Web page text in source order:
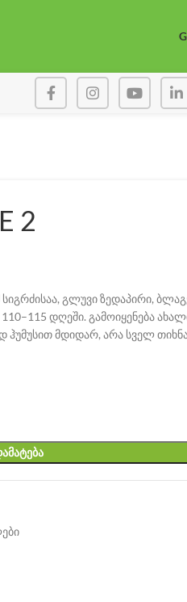
2
გლუვი ზედაპირი,
დღეში. გამოიყენება
ჰუმუსით მდიდარ, არა სველ